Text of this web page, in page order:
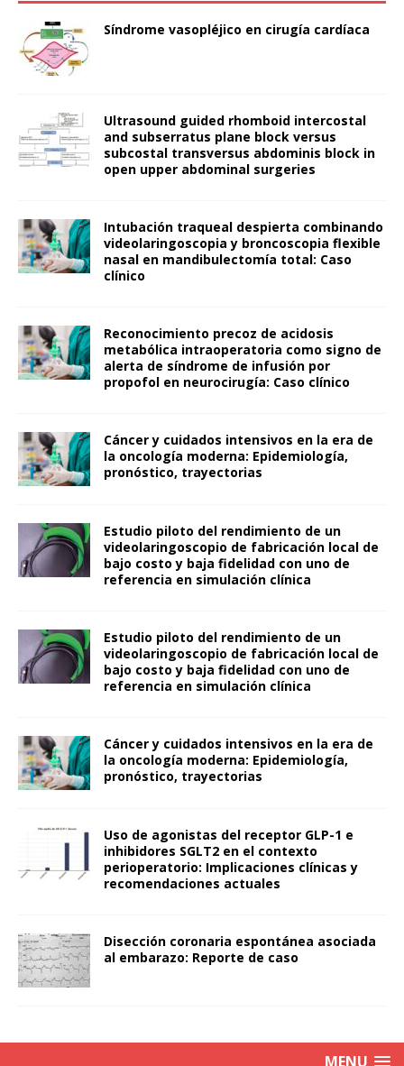
Síndrome vasopléjico en cirugía cardíaca
Ultrasound guided rhomboid intercostal
and subserratus plane block versus
subcostal transversus abdominis block in
open upper abdominal surgeries
Intubación traqueal despierta combinando
videolaringoscopia y broncoscopia flexible
nasal en mandibulectomía total: Caso
clínico
Reconocimiento precoz de acidosis
metabólica intraoperatoria como signo de
alerta de síndrome de infusión por
propofol en neurocirugía: Caso clínico
Cáncer y cuidados intensivos en la era de
la oncología moderna: Epidemiología,
pronóstico, trayectorias
Estudio piloto del rendimiento de un
videolaringoscopio de fabricación local de
bajo costo y baja fidelidad con uno de
referencia en simulación clínica
Estudio piloto del rendimiento de un
videolaringoscopio de fabricación local de
bajo costo y baja fidelidad con uno de
referencia en simulación clínica
Cáncer y cuidados intensivos en la era de
la oncología moderna: Epidemiología,
pronóstico, trayectorias
Uso de agonistas del receptor GLP-1 e
inhibidores SGLT2 en el contexto
perioperatorio: Implicaciones clínicas y
recomendaciones actuales
Disección coronaria espontánea asociada
al embarazo: Reporte de caso
MENU